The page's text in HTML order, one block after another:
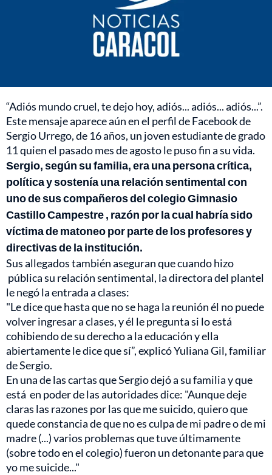
“Adiós mundo cruel, te dejo hoy, adiós... adiós... adiós...”.
Este mensaje aparece aún en el perfil de Facebook de
Sergio Urrego, de 16 años, un joven estudiante de grado
11 quien el pasado mes de agosto le puso fin a su vida.
Sergio, según su familia, era una persona crítica,
política y sostenía una relación sentimental con
uno de sus compañeros del colegio Gimnasio
Castillo Campestre , razón por la cual habría sido
víctima de matoneo por parte de los profesores y
directivas de la institución.
Sus allegados también aseguran que cuando hizo
pública su relación sentimental, la directora del plantel
le negó la entrada a clases:
"Le dice que hasta que no se haga la reunión él no puede
volver ingresar a clases, y él le pregunta si lo está
cohibiendo de su derecho a la educación y ella
abiertamente le dice que sí”, explicó Yuliana Gil, familiar
de Sergio.
En una de las cartas que Sergio dejó a su familia y que
está en poder de las autoridades dice: "Aunque deje
claras las razones por las que me suicido, quiero que
quede constancia de que no es culpa de mi padre o de mi
madre (...) varios problemas que tuve últimamente
(sobre todo en el colegio) fueron un detonante para que
yo me suicide..."